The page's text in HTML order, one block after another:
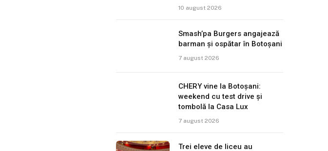
10 august 2026
Smash’pa Burgers angajează
barman și ospătar în Botoșani
7 august 2026
CHERY vine la Botoșani:
weekend cu test drive și
tombolă la Casa Lux
7 august 2026
Trei eleve de liceu au